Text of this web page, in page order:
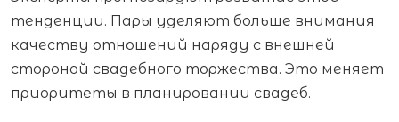
тенденции. Пары уделяют больше внимания
качеству отношений наряду с внешней
стороной свадебного торжества. Это меняет
приоритеты в планировании свадеб.